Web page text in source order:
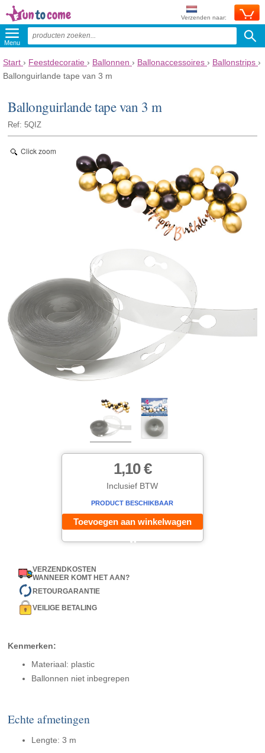
Verzenden naar:
Menu
Start › Feestdecoratie › Ballonnen › Ballonaccessoires › Ballonstrips ›
Ballonguirlande tape van 3 m
Ballonguirlande tape van 3 m
Ref: 5QIZ
Click zoom
1,10 €
Inclusief BTW
PRODUCT BESCHIKBAAR
Toevoegen aan winkelwagen
VERZENDKOSTEN
WANNEER KOMT HET AAN?
RETOURGARANTIE
VEILIGE BETALING
Kenmerken:
Materiaal: plastic
Ballonnen niet inbegrepen
Echte afmetingen
Lengte: 3 m